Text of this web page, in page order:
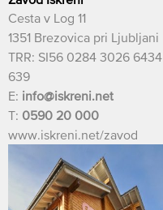
Cesta v Log 11
1351 Brezovica pri Ljubljani
TRR: SI56 0284 3026 6434
639
E: info@iskreni.net
T: 0590 20 000
www.iskreni.net/zavod